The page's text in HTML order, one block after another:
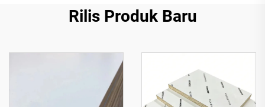
Rilis Produk Baru